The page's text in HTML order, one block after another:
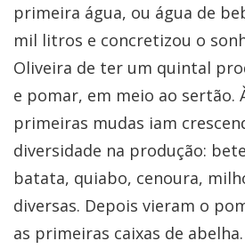
primeira água, ou água de
mil litros e concretizou o
Oliveira de ter um quintal
e pomar, em meio ao sertão.
primeiras mudas iam
diversidade na produção:
batata, quiabo, cenoura,
diversas. Depois vieram o
as primeiras caixas de abelha.